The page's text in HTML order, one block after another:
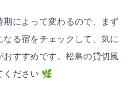
によって変わるので、まず
なる宿をチェックして、気に
おすすめです。松島の貸切風
ください 🌿